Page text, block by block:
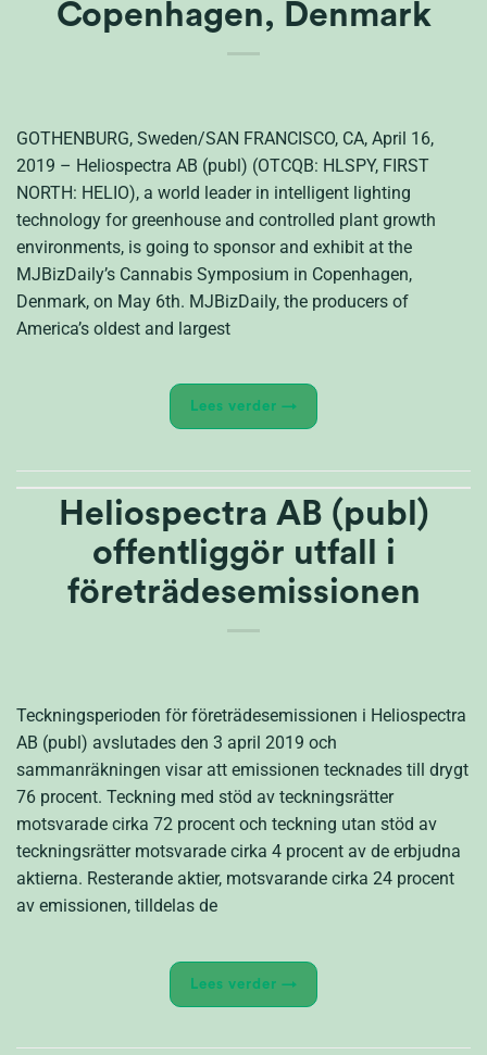
Copenhagen, Denmark
GOTHENBURG, Sweden/SAN FRANCISCO, CA, April 16,
2019 – Heliospectra AB (publ) (OTCQB: HLSPY, FIRST
NORTH: HELIO), a world leader in intelligent lighting
technology for greenhouse and controlled plant growth
environments, is going to sponsor and exhibit at the
MJBizDaily’s Cannabis Symposium in Copenhagen,
Denmark, on May 6th. MJBizDaily, the producers of
America’s oldest and largest
Lees verder →
Heliospectra AB (publ)
offentliggör utfall i
företrädesemissionen
Teckningsperioden för företrädesemissionen i Heliospectra
AB (publ) avslutades den 3 april 2019 och
sammanräkningen visar att emissionen tecknades till drygt
76 procent. Teckning med stöd av teckningsrätter
motsvarade cirka 72 procent och teckning utan stöd av
teckningsrätter motsvarade cirka 4 procent av de erbjudna
aktierna. Resterande aktier, motsvarande cirka 24 procent
av emissionen, tilldelas de
Lees verder →